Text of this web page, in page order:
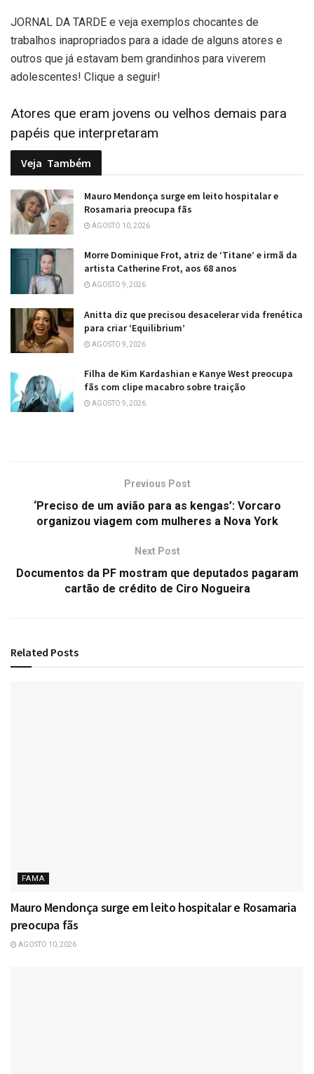
JORNAL DA TARDE e veja exemplos chocantes de
trabalhos inapropriados para a idade de alguns atores e
outros que já estavam bem grandinhos para viverem
adolescentes! Clique a seguir!
Atores que eram jovens ou velhos demais para
papéis que interpretaram
Veja Também
Mauro Mendonça surge em leito hospitalar e
Rosamaria preocupa fãs
AGOSTO 10, 2026
Morre Dominique Frot, atriz de ‘Titane’ e irmã da
artista Catherine Frot, aos 68 anos
AGOSTO 9, 2026
Anitta diz que precisou desacelerar vida frenética
para criar ‘Equilibrium’
AGOSTO 9, 2026
Filha de Kim Kardashian e Kanye West preocupa
fãs com clipe macabro sobre traição
AGOSTO 9, 2026
Previous Post
‘Preciso de um avião para as kengas’: Vorcaro
organizou viagem com mulheres a Nova York
Next Post
Documentos da PF mostram que deputados pagaram
cartão de crédito de Ciro Nogueira
Related Posts
FAMA
Mauro Mendonça surge em leito hospitalar e Rosamaria
preocupa fãs
AGOSTO 10, 2026